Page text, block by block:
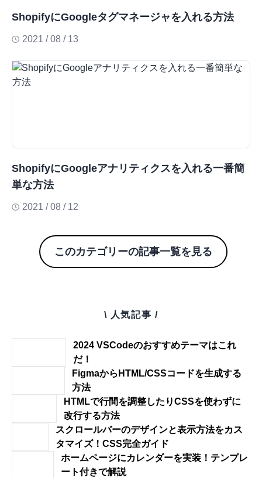
ShopifyにGoogleタグマネージャを入れる方法
2021 / 08 / 13
ShopifyにGoogleアナリティクスを入れる一番簡
単な方法
2021 / 08 / 12
このカテゴリーの記事一覧を見る
\ 人気記事 /
2024 VSCodeのおすすめテーマはこれ
だ！
FigmaからHTML/CSSコードを生成する
方法
HTMLで行間を調整したりCSSを使わずに
改行する方法
スクロールバーのデザインと表示方法をカス
タマイズ！CSS完全ガイド
ホームページにカレンダーを実装！テンプレ
ート付きで解説